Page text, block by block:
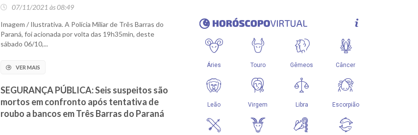
07/11/2021 às 08:49
Imagem / Ilustrativa. A Polícia Miliar de Três Barras do
Paraná, foi acionada por volta das 19h35min, deste
sábado 06/10,...
VER MAIS
SEGURANÇA PÚBLICA: Seis suspeitos são
mortos em confronto após tentativa de
roubo a bancos em Três Barras do Paraná